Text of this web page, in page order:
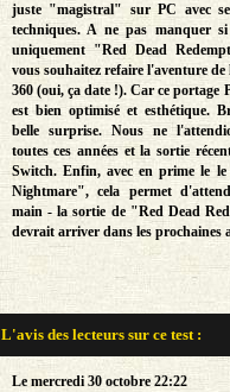
juste "magistral" sur PC avec
techniques. A ne pas manquer
uniquement "Red Dead
vous souhaitez refaire l'aventure de
360 (oui, ça date !). Car ce portage
est bien optimisé et esthétique.
belle surprise. Nous ne
toutes ces années et la sortie
Switch. Enfin, avec en prime le
Nightmare", cela permet
main - la sortie de "Red Dead
devrait arriver dans les prochaines
L'avis des lecteurs surce test :
Le mercredi 30 octobre 22:22